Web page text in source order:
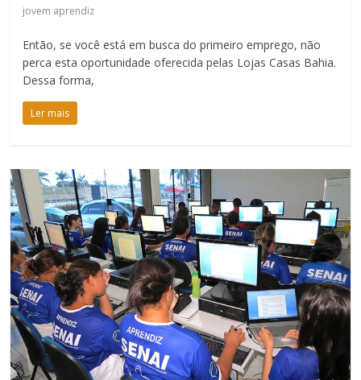
jovem aprendiz
Então, se você está em busca do primeiro emprego, não
perca esta oportunidade oferecida pelas Lojas Casas Bahia.
Dessa forma,
Ler mais